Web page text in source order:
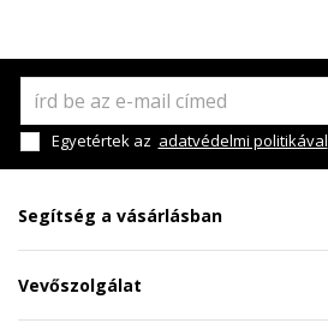
Egyetértek az adatvédelmi politikával
Segítség a vásárlásban
Vevőszolgálat